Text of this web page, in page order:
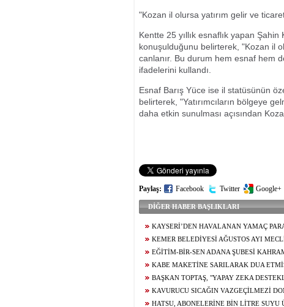
"Kozan il olursa yatırım gelir ve
Kentte 25 yıllık esnaflık yapan
konuşulduğunu belirterek, "Kozan il
canlanır. Bu durum hem esnaf hem
ifadelerini kullandı.
Esnaf Barış Yüce ise il statüsünün
belirterek, "Yatırımcıların bölgeye
daha etkin sunulması açısından
Paylaş: Facebook Twitter Google+
DİĞER HABER BAŞLIKLARI
KAYSERİ’DEN HAVALANAN YAMAÇ
5,5 SAAT SONRA KAHRAMANMARAŞ’A İNDİ
KEMER BELEDİYESİ AĞUSTOS AYI
TOPLANTISINDA ARAÇ FİLOSUNUN
YÖNELİK KARARLAR ALINDI
EĞİTİM-BİR-SEN ADANA ŞUBESİ
TEMASLARDA BULUNDU
KABE MAKETİNE SARILARAK DUA
GENCİN UMRE HAYALİ GERÇEK OLUYOR
BAŞKAN TOPTAŞ, "YAPAY ZEKA
KAMERALARIMIZLA PARKLARIMIZIN
HALE GETİRİYORUZ"
KAVURUCU SICAĞIN VAZGEÇİLMEZİ
USTALARIN ELİNDE LEZZET BULUYOR
HATSU, ABONELERİNE BİN LİTRE SUYU